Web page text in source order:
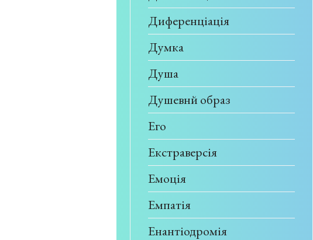
Диференціація
Думка
Душа
Душевнй образ
Его
Екстраверсія
Емоція
Емпатія
Енантіодромія